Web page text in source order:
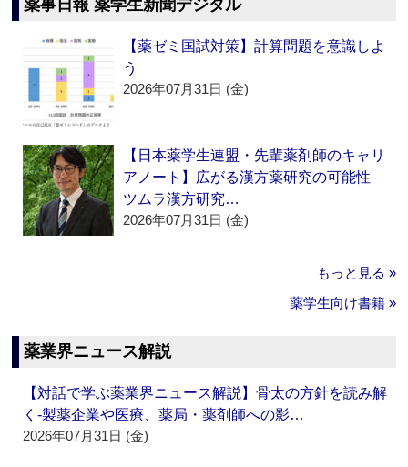
薬事日報 薬学生新聞デジタル
【薬ゼミ国試対策】計算問題を意識しよ
う
2026年07月31日 (金)
【日本薬学生連盟・先輩薬剤師のキャリ
アノート】広がる漢方薬研究の可能性
ツムラ漢方研究…
2026年07月31日 (金)
もっと見る »
薬学生向け書籍 »
薬業界ニュース解説
【対話で学ぶ薬業界ニュース解説】骨太の方針を読み解
く‐製薬企業や医療、薬局・薬剤師への影…
2026年07月31日 (金)